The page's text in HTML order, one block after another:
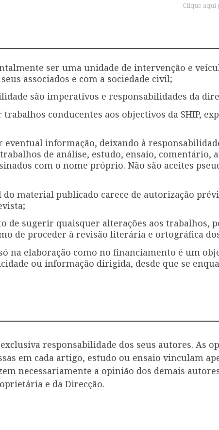
Clique aqui
ser uma unidade de intervenção e
associados e com a sociedade civil;
são imperativos e responsabilidades da
conducentes aos objectivos da SHIP,
eventual informação, deixando à
de análise, estudo, ensaio, comentário,
com o nome próprio. Não são aceites
material publicado carece de autorização
de sugerir quaisquer alterações aos trabalhos,
de proceder à revisão literária e ortográfica
na elaboração como no financiamento é um
ou informação dirigida, desde que se
responsabilidade dos seus autores. As
em cada artigo, estudo ou ensaio vinculam
necessariamente a opinião dos demais
e da Direcção.